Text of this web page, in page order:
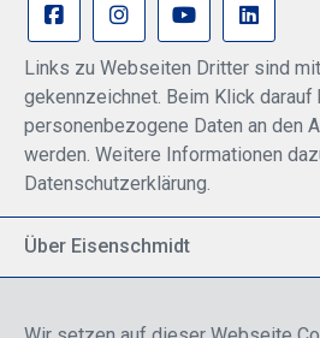
Links zu Webseiten Dritter sind
gekennzeichnet. Beim Klick darauf
personenbezogene Daten an den
werden. Weitere Informationen
Datenschutzerklärung.
Über Eisenschmidt